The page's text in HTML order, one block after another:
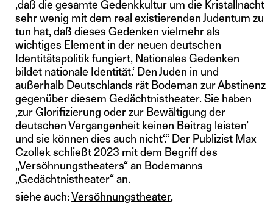
‚daß die gesamte Gedenkkultur um die Kristallnacht
sehr wenig mit dem real existierenden Judentum zu
tun hat, daß dieses Gedenken vielmehr als
wichtiges Element in der neuen deutschen
Identitätspolitik fungiert, Nationales Gedenken
bildet nationale Identität.‘ Den Juden in und
außerhalb Deutschlands rät Bodeman zur Abstinenz
gegenüber diesem Gedächtnistheater. Sie haben
‚zur Glorifizierung oder zur Bewältigung der
deutschen Vergangenheit keinen Beitrag leisten’
und sie können dies auch nicht‘.“ Der Publizist Max
Czollek schließt 2023 mit dem Begriff des
„Versöhnungstheaters“ an Bodemanns
„Gedächtnistheater“ an.
siehe auch:Versöhnungstheater